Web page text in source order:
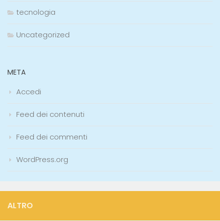
tecnologia
Uncategorized
META
Accedi
Feed dei contenuti
Feed dei commenti
WordPress.org
ALTRO